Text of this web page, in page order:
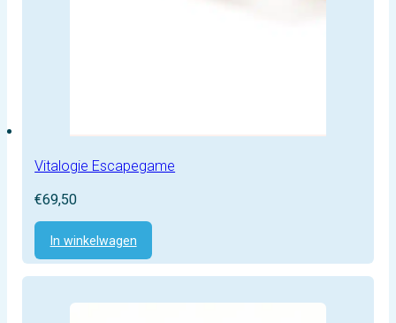
Vitalogie Escapegame
€69,50
In winkelwagen